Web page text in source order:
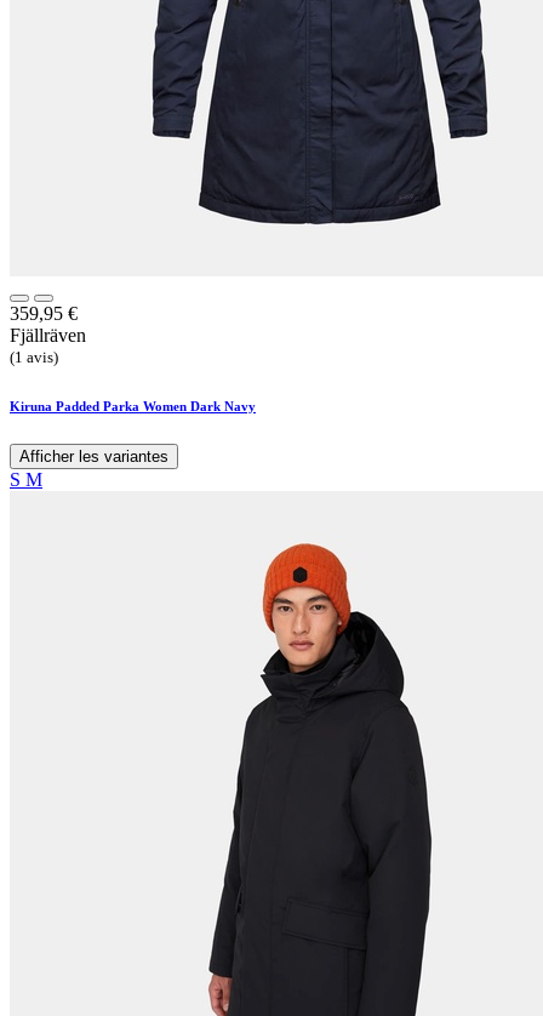
359,95 €
Fjällräven
(1 avis)
Kiruna Padded Parka Women Dark Navy
Afficher les variantes
S M